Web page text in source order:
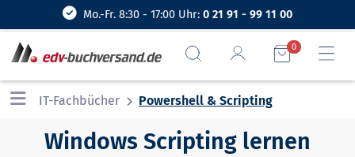
Mo.-Fr. 8:30 - 17:00 Uhr: 0 21 91 - 99 11 00
0
IT-Fachbücher Powershell & Scripting
Windows Scripting lernen